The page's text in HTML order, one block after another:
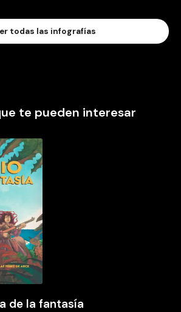
todas las infografías
te pueden interesar
de la fantasía